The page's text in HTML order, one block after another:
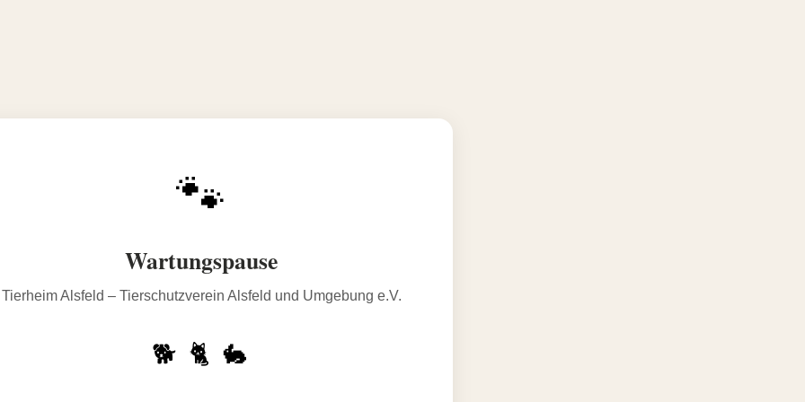
🐾
Wartungspause
Tierheim Alsfeld – Tierschutzverein Alsfeld und Umgebung e.V.
🐕 🐈 🐇